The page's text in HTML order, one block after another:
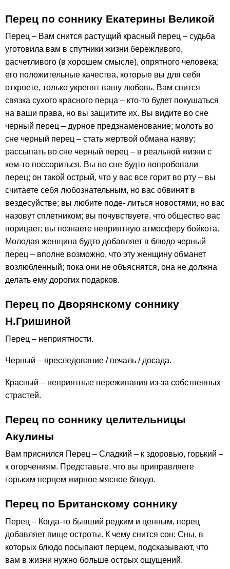
Перец по соннику Екатерины Великой
Перец – Вам снится растущий красный перец – судьба
уготовила вам в спутники жизни бережливого,
расчетливого (в хорошем смысле), опрятного человека;
его положительные качества, которые вы для себя
откроете, только укрепят вашу любовь. Вам снится
связка сухого красного перца – кто-то будет покушаться
на ваши права, но вы защитите их. Вы видите во сне
черный перец – дурное предзнаменование; молоть во
сне черный перец – стать жертвой обмана наяву;
рассыпать во сне черный перец – в реальной жизни с
кем-то поссориться. Вы во сне будто попробовали
перец; он такой острый, что у вас все горит во рту – вы
считаете себя любознательным, но вас обвинят в
вездесуйстве; вы любите поде- литься новостями, но вас
назовут сплетником; вы почувствуете, что общество вас
порицает; вы познаете неприятную атмосферу бойкота.
Молодая женщина будто добавляет в блюдо черный
перец – вполне возможно, что эту женщину обманет
возлюбленный; пока они не объяснятся, она не должна
делать ему дорогих подарков.
Перец по Дворянскому соннику
Н.Гришиной
Перец – неприятности.
Черный – преследование / печаль / досада.
Красный – неприятные переживания из-за собственных
страстей.
Перец по соннику целительницы
Акулины
Вам приснился Перец – Сладкий – к здоровью, горький –
к огорчениям. Представьте, что вы приправляете
горьким перцем жирное мясное блюдо.
Перец по Британскому соннику
Перец – Когда-то бывший редким и ценным, перец
добавляет пище остроты. К чему снится сон: Сны, в
которых блюдо посыпают перцем, подсказывают, что
вам в жизни нужно больше острых ощущений.